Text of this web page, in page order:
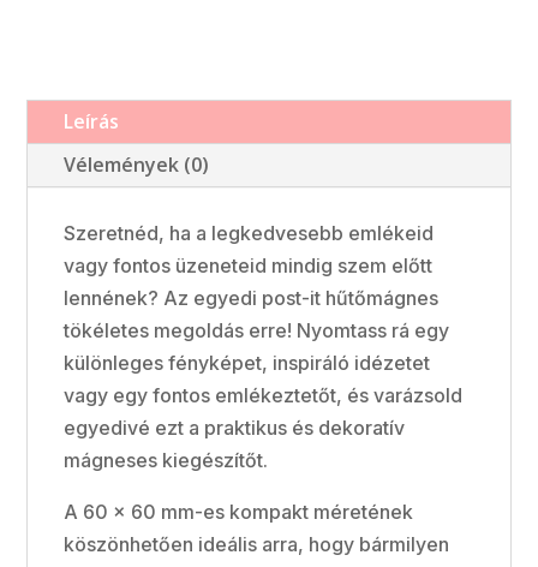
Leírás
Vélemények (0)
Szeretnéd, ha a legkedvesebb emlékeid
vagy fontos üzeneteid mindig szem előtt
lennének? Az egyedi post-it hűtőmágnes
tökéletes megoldás erre! Nyomtass rá egy
különleges fényképet, inspiráló idézetet
vagy egy fontos emlékeztetőt, és varázsold
egyedivé ezt a praktikus és dekoratív
mágneses kiegészítőt.
A 60 × 60 mm-es kompakt méretének
köszönhetően ideális arra, hogy bármilyen